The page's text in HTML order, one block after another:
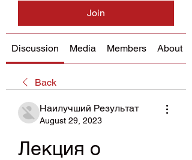
Join
Discussion Media Members About
Back
Наилучший Результат
August 29, 2023
Лекция о